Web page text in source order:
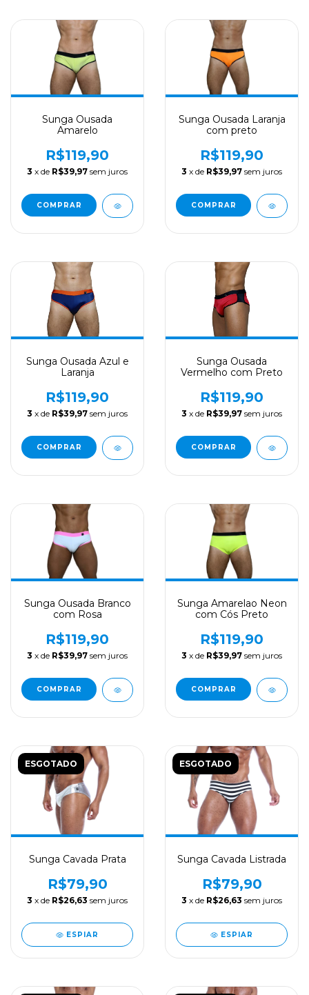
Sunga Ousada
Amarelo
R$119,90
3 x de R$39,97 sem juros
COMPRAR
Sunga Ousada Laranja
com preto
R$119,90
3 x de R$39,97 sem juros
COMPRAR
Sunga Ousada Azul e
Laranja
R$119,90
3 x de R$39,97 sem juros
COMPRAR
Sunga Ousada
Vermelho com Preto
R$119,90
3 x de R$39,97 sem juros
COMPRAR
Sunga Ousada Branco
com Rosa
R$119,90
3 x de R$39,97 sem juros
COMPRAR
Sunga Amarelao Neon
com Cós Preto
R$119,90
3 x de R$39,97 sem juros
COMPRAR
ESGOTADO
Sunga Cavada Prata
R$79,90
3 x de R$26,63 sem juros
ESPIAR
ESGOTADO
Sunga Cavada Listrada
R$79,90
3 x de R$26,63 sem juros
ESPIAR